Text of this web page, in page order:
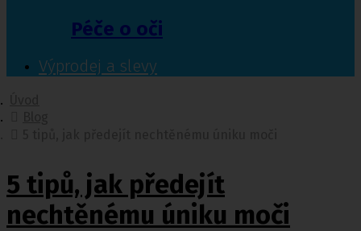
Péče o oči
Výprodej a slevy
5 tipů, jak předejít
nechtěnému úniku moči